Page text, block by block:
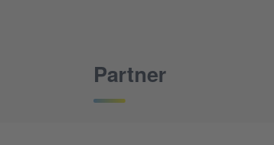
Partner